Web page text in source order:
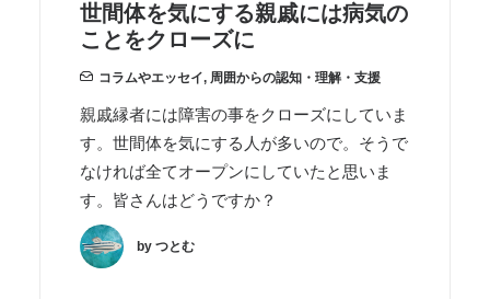
世間体を気にする親戚には病気の
ことをクローズに
コラムやエッセイ, 周囲からの認知・理解・支援
親戚縁者には障害の事をクローズにしていま
す。世間体を気にする人が多いので。そうで
なければ全てオープンにしていたと思いま
す。皆さんはどうですか？
by つとむ